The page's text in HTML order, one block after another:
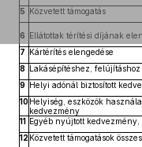
5 Közvetett támogatás
6 Ellátottak térítési díjának
7 Kártérítés elengedése
8 Lakásépítéshez,
9 Helyi adónál biztosított
10 Helyiség, eszközök
kedvezmény
11 Egyéb nyújtott kedvezmény,
12Közvetett támogatások